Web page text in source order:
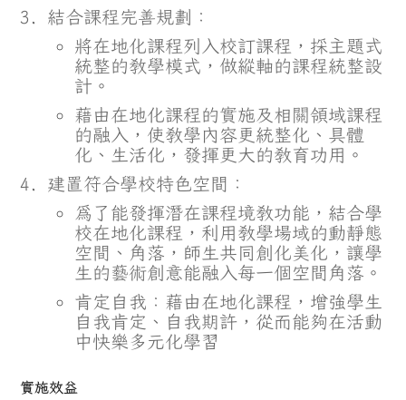
結合課程完善規劃：
將在地化課程列入校訂課程，採主題式
統整的教學模式，做縱軸的課程統整設
計。
藉由在地化課程的實施及相關領域課程
的融入，使教學內容更統整化、具體
化、生活化，發揮更大的教育功用。
建置符合學校特色空間：
為了能發揮潛在課程境教功能，結合學
校在地化課程，利用教學場域的動靜態
空間、角落，師生共同創化美化，讓學
生的藝術創意能融入每一個空間角落。
肯定自我：藉由在地化課程，增強學生
自我肯定、自我期許，從而能夠在活動
中快樂多元化學習
實施效益